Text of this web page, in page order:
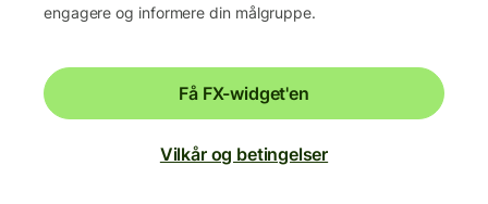
engagere og informere din målgruppe.
Få FX-widget'en
Vilkår og betingelser